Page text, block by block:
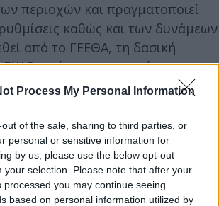
Process My Personal Information
of the sale, sharing to third parties, or
personal or sensitive information for
by us, please use the below opt-out
your selection. Please note that after your
processed you may continue seeing
based on personal information utilized by
περιοχών και πραγματοποιεί
καθώς και των δυνάμεων
από το ΓΕΕΘΑ, τη δασική
ΕΚΑΒ, ενώ τα νοσοκομεία της
σε ετοιμότητα.